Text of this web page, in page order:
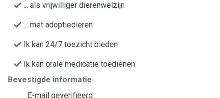
... als vrijwilliger dierenwelzijn
... met adoptiedieren
Ik kan 24/7 toezicht bieden
Ik kan orale medicatie toedienen
Bevestigde informatie
E-mail geverifieerd